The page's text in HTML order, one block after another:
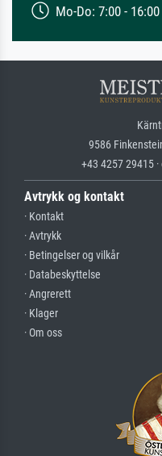
Mo-Do: 7:00 -
9586
+43 4257 29415
Avtrykk og kontakt
· Kontakt
· Avtrykk
· Betingelser og vilkår
· Databeskyttelse
· Angrerett
· Klager
· Om oss